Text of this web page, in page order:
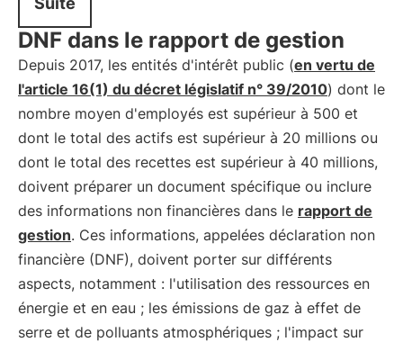
DNF dans le rapport de gestion
Depuis 2017, les entités d'intérêt public (en vertu de
l'article 16(1) du décret législatif n° 39/2010) dont le
nombre moyen d'employés est supérieur à 500 et
dont le total des actifs est supérieur à 20 millions ou
dont le total des recettes est supérieur à 40 millions,
doivent préparer un document spécifique ou inclure
des informations non financières dans le rapport de
gestion. Ces informations, appelées déclaration non
financière (DNF), doivent porter sur différents
aspects, notamment : l'utilisation des ressources en
énergie et en eau ; les émissions de gaz à effet de
serre et de polluants atmosphériques ; l'impact sur